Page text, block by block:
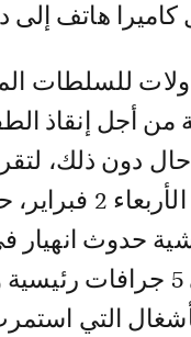
كاميرا هاتف إلى
للسلطات
من أجل إنقاذ
دون ذلك،
الأخيرة صباح
حدوث انهيار
بالاعتماد على 5 جرافات